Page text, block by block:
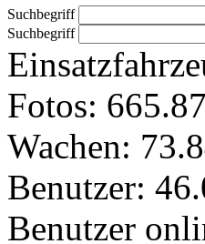
Suchbegriff
Suchbegriff
Fotos:
Wachen:
Benutzer:
Benutzer